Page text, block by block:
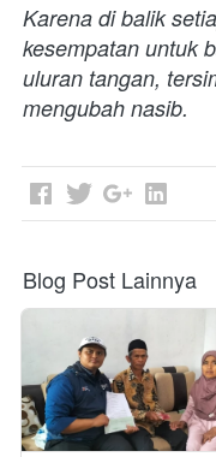
Karena di balik
kesempatan untuk
uluran tangan,
mengubah nasib.
Blog Post Lainnya